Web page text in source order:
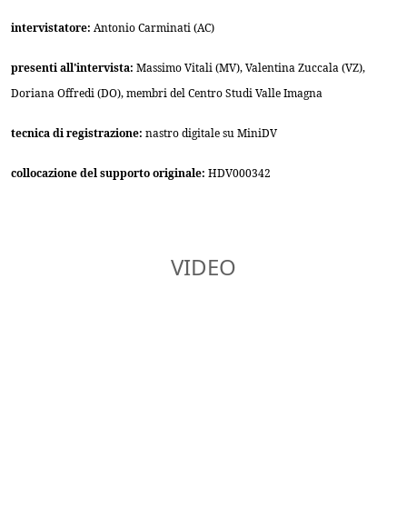
intervistatore: Antonio Carminati (AC)
presenti all'intervista: Massimo Vitali (MV), Valentina Zuccala (VZ),
Doriana Offredi (DO), membri del Centro Studi Valle Imagna
tecnica di registrazione: nastro digitale su MiniDV
collocazione del supporto originale: HDV000342
VIDEO